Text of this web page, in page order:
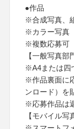
●作品
※合成写真、
※カラー写真
※複数応募可
【一般写真部
※A4または四
※作品裏面に
ンロード）を
※応募作品は
【モバイル写